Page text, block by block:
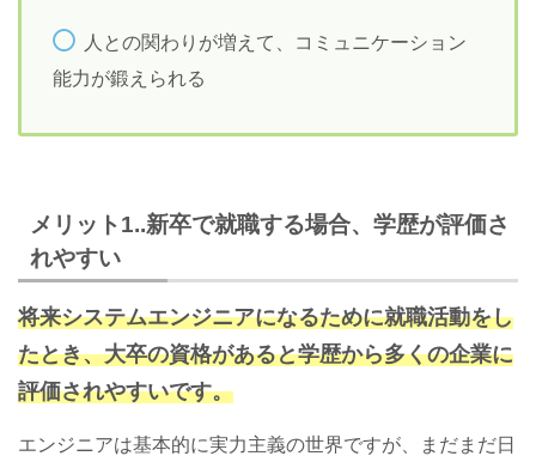
人との関わりが増えて、コミュニケーション
能力が鍛えられる
メリット1..新卒で就職する場合、学歴が評価さ
れやすい
将来システムエンジニアになるために就職活動をし
たとき、大卒の資格があると学歴から多くの企業に
評価されやすいです。
エンジニアは基本的に実力主義の世界ですが、まだまだ日